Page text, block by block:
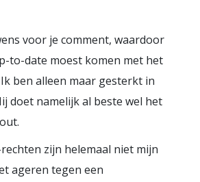
voor je comment, waardoor
to-date moest komen met het
ben alleen maar gesterkt in
doet namelijk al beste wel het
zijn helemaal niet mijn
ageren tegen een